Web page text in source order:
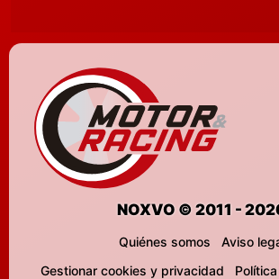
NOXVO © 2011 -
Quiénes somos
Aviso
Gestionar cookies y privacidad